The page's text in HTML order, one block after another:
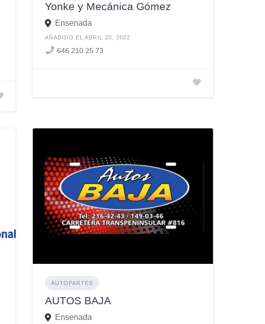
Yonke y Mecánica Gómez
Ensenada
AÑADIDO EL ABRIL 20, 2022
646 210 25 73
AUTOPARTES
AUTOS BAJA
Ensenada